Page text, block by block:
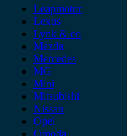
Leapmotor
Lexus
Lynk & co
Mazda
Mercedes
MG
Mini
Mitsubishi
Nissan
Opel
Omoda